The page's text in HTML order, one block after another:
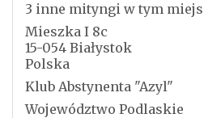
3 inne mityngi w tym
Mieszka I 8c
15-054 Białystok
Polska
Klub Abstynenta "Azyl"
Województwo Podlaskie